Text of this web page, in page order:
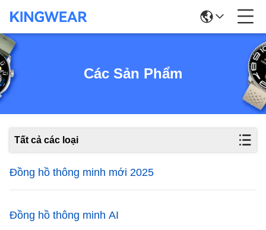
Các Sản Phẩm
Tất cả các loại
Đồng hồ thông minh mới 2025
Đồng hồ thông minh AI